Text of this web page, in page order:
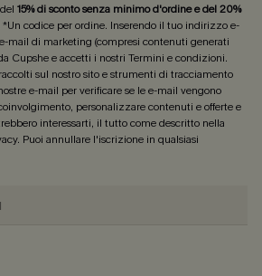
15% di sconto senza minimo d'ordine e del 20%
*Un codice per ordine. Inserendo il tuo indirizzo e-
mail di marketing (compresi contenuti generati
Cupshe e accetti i nostri Termini e condizioni.
sul nostro sito e strumenti di tracciamento
e-mail per verificare se le e-mail vengono
personalizzare contenuti e offerte e
interessarti, il tutto come descritto nella
. Puoi annullare l'iscrizione in qualsiasi